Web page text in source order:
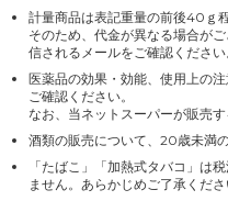
計量商品は表記重量の前後40ｇ
そのため、代金が異なる場合が
信されるメールをご確認ください
医薬品の効果・効能、使用上の
ご確認ください。
なお、当ネットスーパーが販売
酒類の販売について、20歳未満
「たばこ」「加熱式タバコ」は
ません。あらかじめご了承くださ